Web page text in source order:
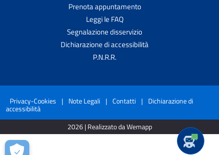
Prenota appuntamento
Leggi le FAQ
Segnalazione disservizio
Dichiarazione di accessibilità
P.N.R.R.
Privacy-Cookies | Note Legali | Contatti | Dichiarazione di
accessibilità
2026 | Realizzato da Wemapp